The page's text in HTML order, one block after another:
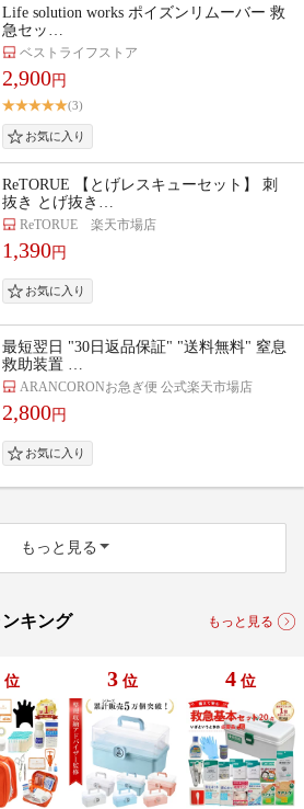
Life solution works ポイズンリムーバー 救
急セッ…
ベストライフストア
2,900円
(3)
ReTORUE 【とげレスキューセット】 刺
抜き とげ抜き…
ReTORUE 楽天市場店
1,390円
最短翌日 "30日返品保証" "送料無料" 窒息
救助装置 …
ARANCORONお急ぎ便 公式楽天市場店
2,800円
もっと見る
キング
もっと見る
位 3 位 4 位